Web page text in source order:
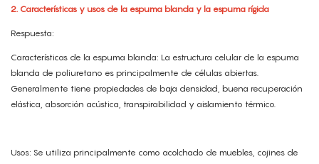
2. Características y usos de la espuma blanda y la espuma rígida
Respuesta:
Características de la espuma blanda: La estructura celular de la espuma
blanda de poliuretano es principalmente de células abiertas.
Generalmente tiene propiedades de baja densidad, buena recuperación
elástica, absorción acústica, transpirabilidad y aislamiento térmico.
Usos: Se utiliza principalmente como acolchado de muebles, cojines de